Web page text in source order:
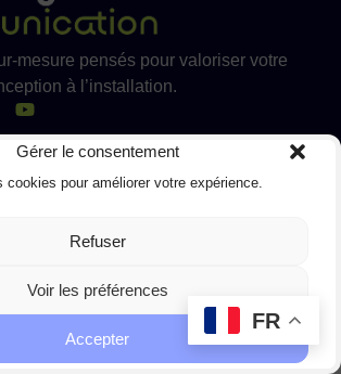
Gérer le consentement
cookies pour améliorer votre expérience.
Accepter
Refuser
Voir les préférences
mesure pensés pour valoriser votre
à l’installation.
FR